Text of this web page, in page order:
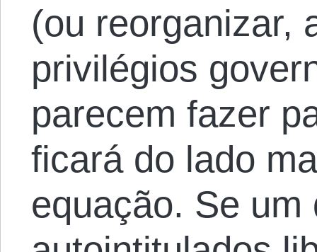
(ou reorganizar,
privilégios
parecem fazer
ficará do lado
equação. Se um